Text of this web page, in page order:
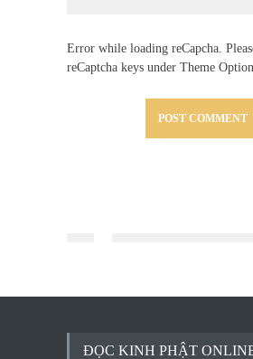
Error while loading reCapcha.
reCaptcha keys under Theme
ĐỌC KINH PHẬT